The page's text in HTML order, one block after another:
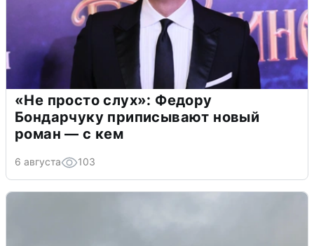
«Не просто слух»: Федору
Бондарчуку приписывают новый
роман — с кем
6 августа 103